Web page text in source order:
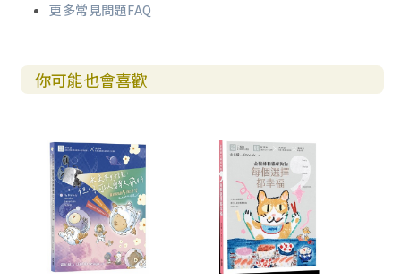
更多常見問題FAQ
你可能也會喜歡